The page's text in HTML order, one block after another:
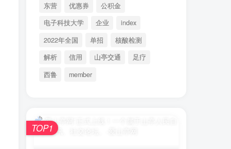
东营
优惠券
公积金
电子科技大学
企业
index
2022年全国
单招
核酸检测
解析
信用 山亭交通
足疗
西鲁
member
TOP1